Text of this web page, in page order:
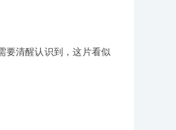
要清醒认识到，这片看似